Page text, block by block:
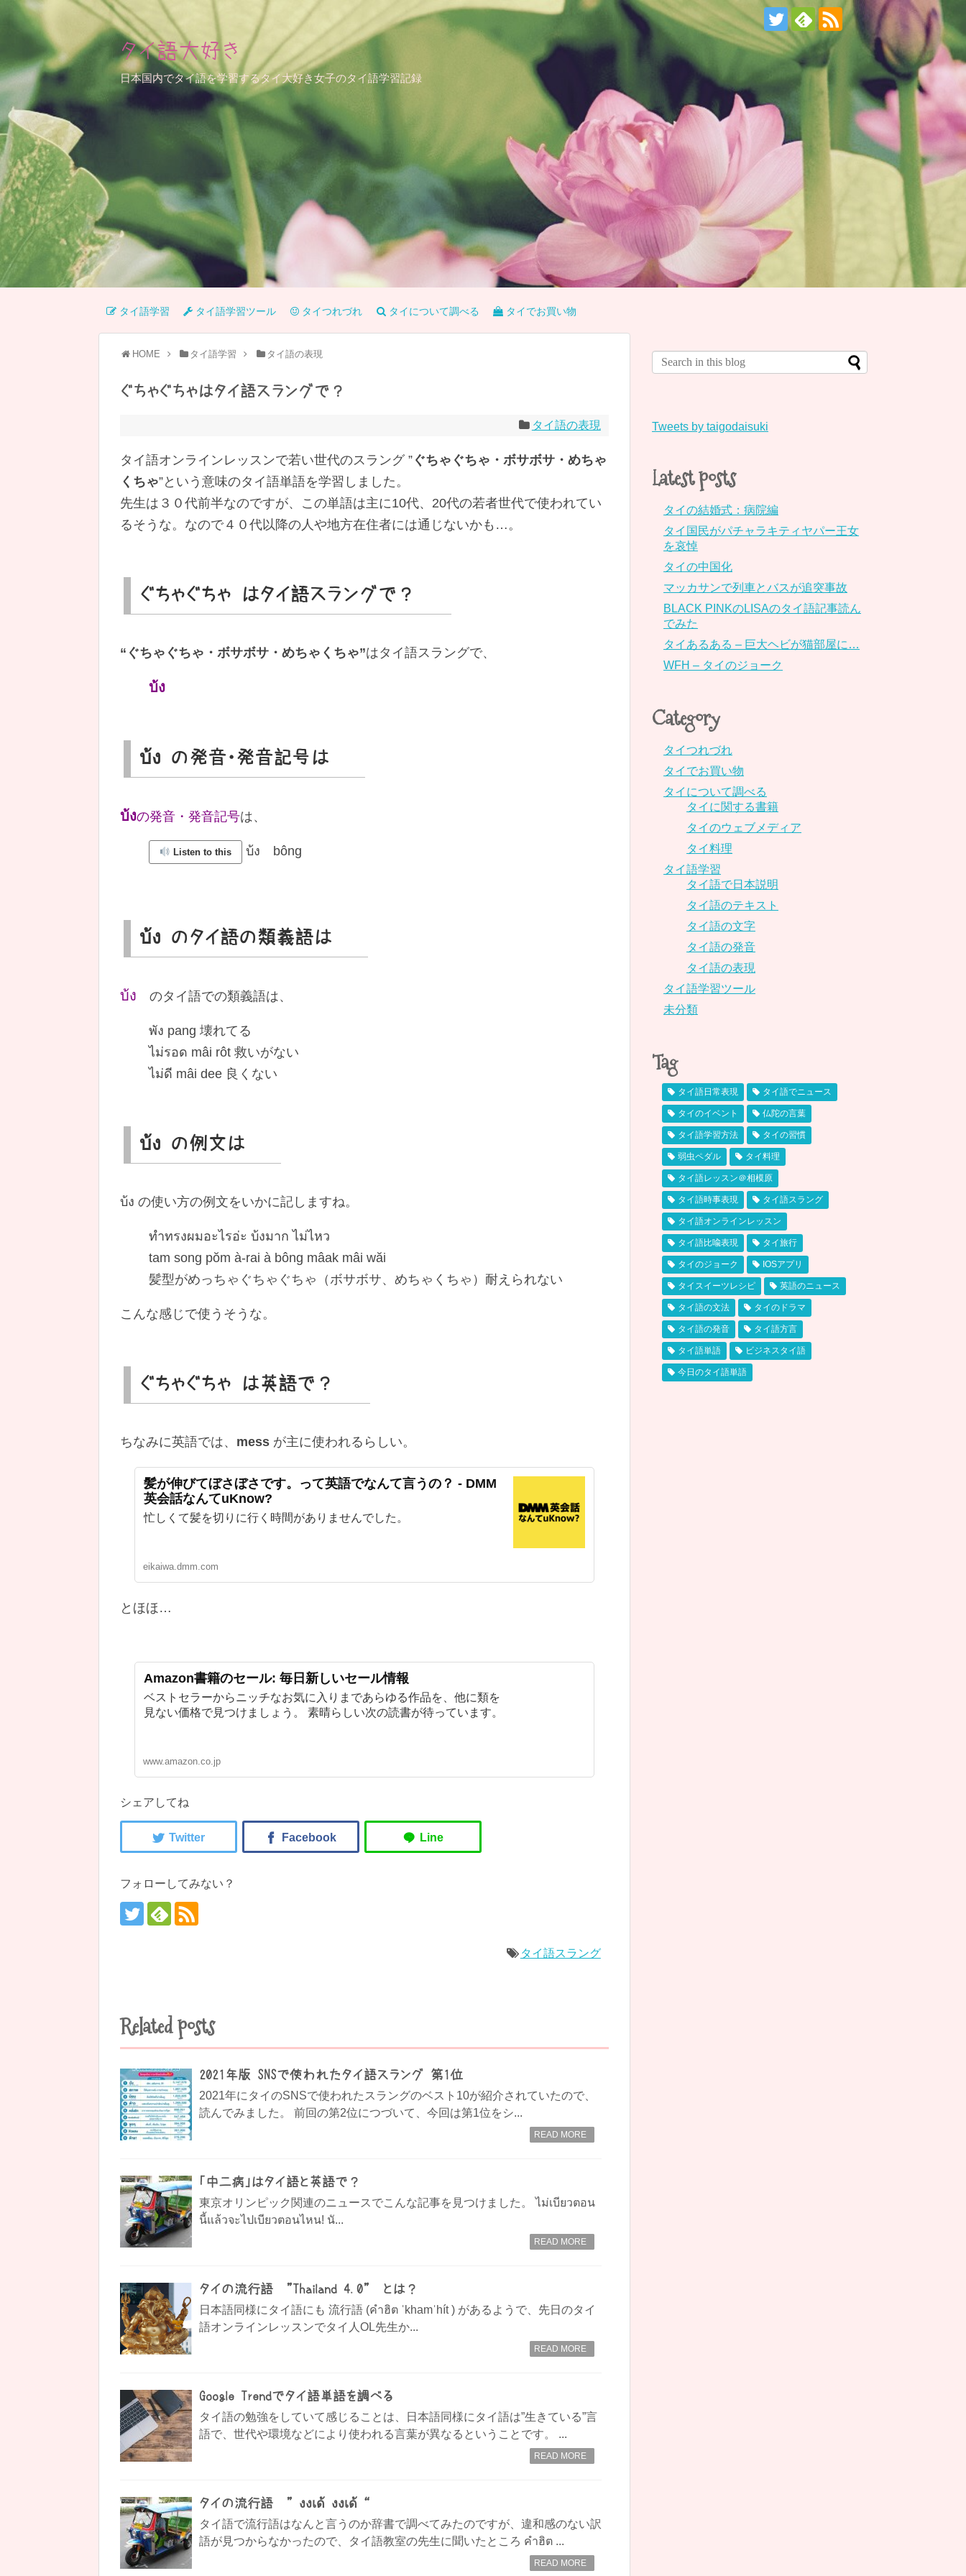
タイ語大好き
日本国内でタイ語を学習するタイ大好き女子のタイ語学習記録
タイ語学習 タイ語学習ツール タイつれづれ タイについて調べる タイでお買い物
HOME タイ語学習 タイ語の表現
ぐちゃぐちゃはタイ語スラングで？
タイ語の表現
タイ語オンラインレッスンで若い世代のスラング ” ぐちゃぐちゃ・ボサボサ・めちゃ
くちゃ”という意味のタイ語単語を学習しました。
先生は３０代前半なのですが、この単語は主に10代、20代の若者世代で使われてい
るそうな。なので４０代以降の人や地方在住者には通じないかも…。
ぐちゃぐちゃ はタイ語スラングで？
“ ぐちゃぐちゃ・ボサボサ・めちゃくちゃ”はタイ語スラングで、
บ้ง
บ้ง の発音・発音記号は
บ้งの発音・発音記号は、
Listen to this บ้ง bông
บ้ง のタイ語の類義語は
บ้ง のタイ語での類義語は、
พัง pang 壊れてる
ไม่รอด mâi rôt 救いがない
ไม่ดี mâi dee 良くない
บ้ง の例文は
บ้ง の使い方の例文をいかに記しますね。
ทำทรงผมอะไรอ่ะ บ้งมาก ไม่ไหว
tam song pŏm à-rai à bông mâak mâi wăi
髪型がめっちゃぐちゃぐちゃ（ボサボサ、めちゃくちゃ）耐えられない
こんな感じで使うそうな。
ぐちゃぐちゃ は英語で？
ちなみに英語では、 mess が主に使われるらしい。
髪が伸びてぼさぼさです。って英語でなんて言うの？ - DMM
英会話なんてuKnow?
忙しくて髪を切りに行く時間がありませんでした。
eikaiwa.dmm.com
とほほ…
Amazon書籍のセール: 毎日新しいセール情報
ベストセラーからニッチなお気に入りまであらゆる作品を、他に類を
見ない価格で見つけましょう。 素晴らしい次の読書が待っています。
www.amazon.co.jp
シェアしてね
フォローしてみない？
タイ語スラング
Related posts
2021年版 SNSで使われたタイ語スラング 第1位
2021年にタイのSNSで使われたスラングのベスト10が紹介されていたので、
読んでみました。 前回の第2位につづいて、今回は第1位をシ...
READ MORE
「中二病」はタイ語と英語で？
東京オリンピック関連のニュースでこんな記事を見つけました。 ไม่เบียวตอน
นี้แล้วจะไปเบียวตอนไหน! นั...
READ MORE
タイの流行語 ”Thailand 4.0” とは？
日本語同様にタイ語にも 流行語 (คำฮิต ˈkhamˈhít ) があるようで、先日のタイ
語オンラインレッスンでタイ人OL先生か...
READ MORE
Google Trendでタイ語単語を調べる
タイ語の勉強をしていて感じることは、日本語同様にタイ語は”生きている”言
語で、世代や環境などにより使われる言葉が異なるということです。 ...
READ MORE
タイの流行語 ” งงเด้ งงเด้ “
タイ語で流行語はなんと言うのか辞書で調べてみたのですが、違和感のない訳
語が見つからなかったので、タイ語教室の先生に聞いたところ คำฮิต ...
READ MORE
Tweets by taigodaisuki
Latest posts
タイの結婚式：病院編
タイ国民がパチャラキティヤパー王女
を哀悼
タイの中国化
マッカサンで列車とバスが追突事故
BLACK PINKのLISAのタイ語記事読ん
でみた
タイあるある – 巨大ヘビが猫部屋に…
WFH – タイのジョーク
Category
タイつれづれ
タイでお買い物
タイについて調べる
タイに関する書籍
タイのウェブメディア
タイ料理
タイ語学習
タイ語で日本説明
タイ語のテキスト
タイ語の文字
タイ語の発音
タイ語の表現
タイ語学習ツール
未分類
Tag
タイ語日常表現 タイ語でニュース
タイのイベント 仏陀の言葉
タイ語学習方法 タイの習慣
弱虫ペダル タイ料理
タイ語レッスン＠相模原
タイ語時事表現 タイ語スラング
タイ語オンラインレッスン
タイ語比喩表現 タイ旅行
タイのジョーク IOSアプリ
タイスイーツレシピ 英語のニュース
タイ語の文法 タイのドラマ
タイ語の発音 タイ語方言
タイ語単語 ビジネスタイ語
今日のタイ語単語